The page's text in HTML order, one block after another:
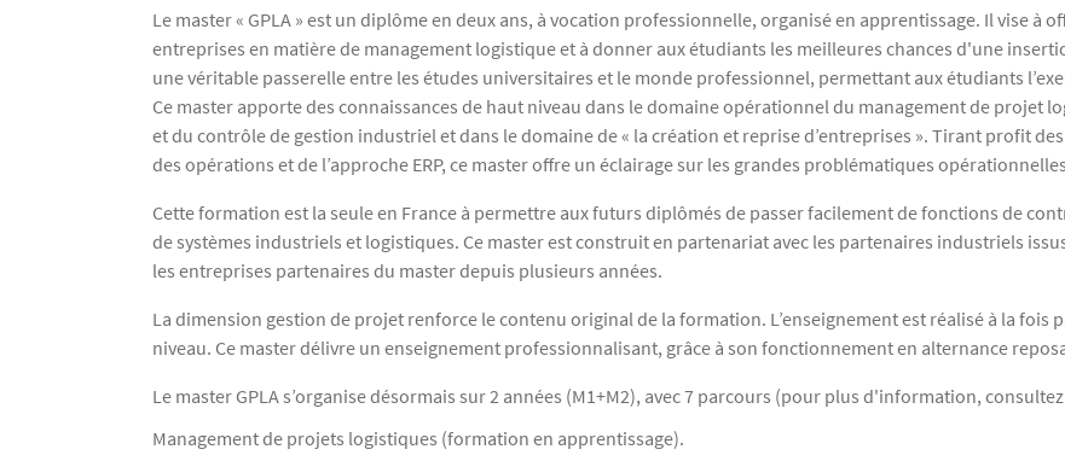
Présentation
Le master « GPLA » est un diplôme en deux ans, à vocation professionnelle, organisé en apprentissage. Il vise à
entreprises en matière de management logistique et à donner aux étudiants les meilleures chances d'une
une véritable passerelle entre les études universitaires et le monde professionnel, permettant aux étudiants
Ce master apporte des connaissances de haut niveau dans le domaine opérationnel du management de projet
et du contrôle de gestion industriel et dans le domaine de « la création et reprise d’entreprises ». Tirant profit
des opérations et de l’approche ERP, ce master offre un éclairage sur les grandes problématiques
Cette formation est la seule en France à permettre aux futurs diplômés de passer facilement de fonctions de
de systèmes industriels et logistiques. Ce master est construit en partenariat avec les partenaires industriels
les entreprises partenaires du master depuis plusieurs années.
La dimension gestion de projet renforce le contenu original de la formation. L’enseignement est réalisé à la fois
niveau. Ce master délivre un enseignement professionnalisant, grâce à son fonctionnement en alternance
Le master GPLA s’organise désormais sur 2 années (M1+M2), avec 7 parcours (pour plus d'information,
Management de projets logistiques (formation en apprentissage).